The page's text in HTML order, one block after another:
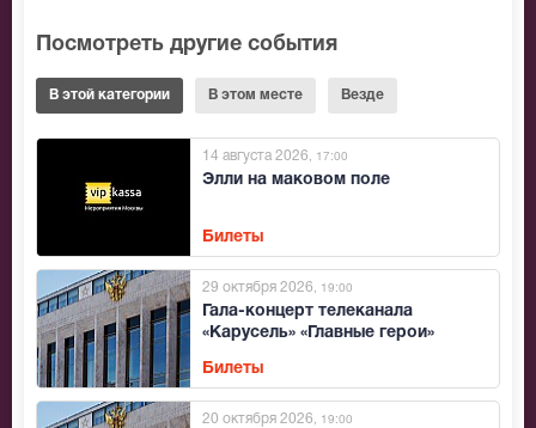
Посмотреть другие события
В этой категории В этом месте Везде
Элли на маковом поле
14 августа 2026 , 17:00
Билеты
Гала-концерт телеканала
«Карусель» «Главные герои»
29 октября 2026 , 19:00
Билеты
20 октября 2026 , 19:00